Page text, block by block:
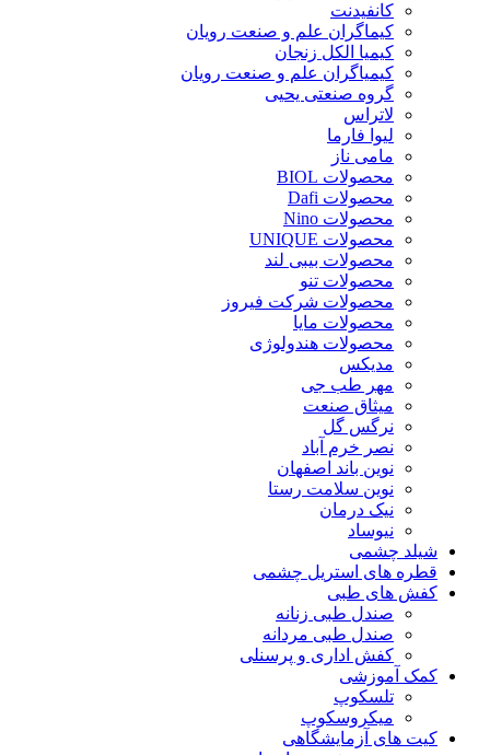
کانفیدنت
کیماگران علم و صنعت رویان
کیمیا الکل زنجان
کیمیاگران علم و صنعت رویان
گروه صنعتی یحیی
لاتراس
لیوا فارما
مامی ناز
محصولات BIOL
محصولات Dafi
محصولات Nino
محصولات UNIQUE
محصولات بیبی لند
محصولات تنو
محصولات شرکت فیروز
محصولات مایا
محصولات هندولوژی
مدیکس
مهر طب جی
میثاق صنعت
نرگس گل
نصر خرم آباد
نوین باند اصفهان
نوین سلامت رستا
نیک درمان
نیوساد
شیلد چشمی
قطره های استریل چشمی
کفش های طبی
صندل طبی زنانه
صندل طبی مردانه
کفش اداری و پرسنلی
کمک آموزشی
تلسکوپ
میکروسکوپ
کیت های آزمایشگاهی